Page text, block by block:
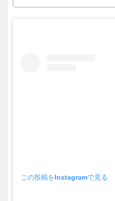
この投稿をInstagramで見る